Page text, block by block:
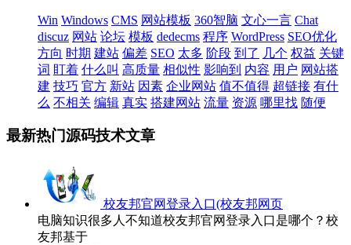
Win Windows CMS 网站模板 360智脑 文心一言 Chat
discuz 网站 论坛 模板 dedecms 程序 WordPress SEO优化
方向 时期 建站 偏差 SEO 太多 阶段 到了 几个 权益 关键
词 盯着 什么叫 高质量 相似性 影响到 内容 用户 网站搭
建 技巧 官方 新站 因素 企业网站 值不值得 超链接 有什
么 不相关 编辑 真实 搭建网站 流量 资源 哪里找 随便
最新热门源码技术文章
校友邦官网登录入口(校友邦网页
电脑知识很多人不知道校友邦官网登录入口是哪个？校
友邦基于